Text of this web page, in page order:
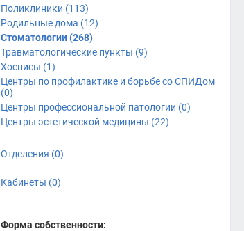
Поликлиники (113)
Родильные дома (12)
Стоматологии (268)
Травматологические пункты (9)
Хосписы (1)
Центры по профилактике и борьбе со СПИДом
(0)
Центры профессиональной патологии (0)
Центры эстетической медицины (22)
Отделения (0)
Кабинеты (0)
Форма собственности: